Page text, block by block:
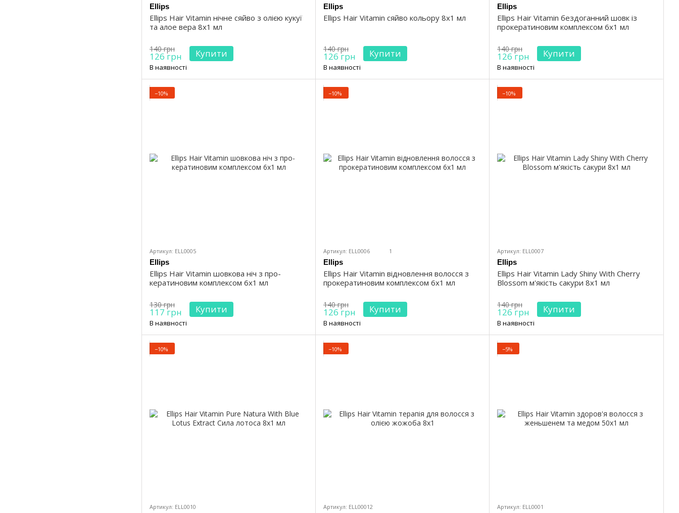
Ellips
Ellips Hair Vitamin нічне сяйво з олією кукуї
та алое вера 8х1 мл
140 грн
126 грн Купити
В наявності
Ellips
Ellips Hair Vitamin сяйво кольору 8х1 мл
140 грн
126 грн Купити
В наявності
Ellips
Ellips Hair Vitamin бездоганний шовк із
прокератиновим комплексом 6х1 мл
140 грн
126 грн Купити
В наявності
−10%
Артикул: ELL0005
Ellips
Ellips Hair Vitamin шовкова ніч з про-
кератиновим комплексом 6x1 мл
130 грн
117 грн Купити
В наявності
−10%
Артикул: ELL0006 1
Ellips
Ellips Hair Vitamin відновлення волосся з
прокератиновим комплексом 6х1 мл
140 грн
126 грн Купити
В наявності
−10%
Артикул: ELL0007
Ellips
Ellips Hair Vitamin Lady Shiny With Cherry
Blossom м'якість сакури 8х1 мл
140 грн
126 грн Купити
В наявності
−10%
Артикул: ELL0010
−10%
Артикул: ELL00012
−5%
Артикул: ELL0001